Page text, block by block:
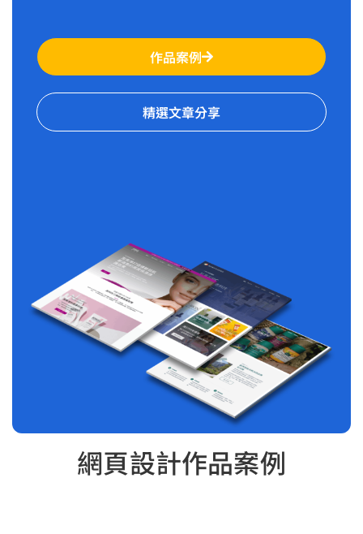
作品案例
精選文章分享
網頁設計作品案例